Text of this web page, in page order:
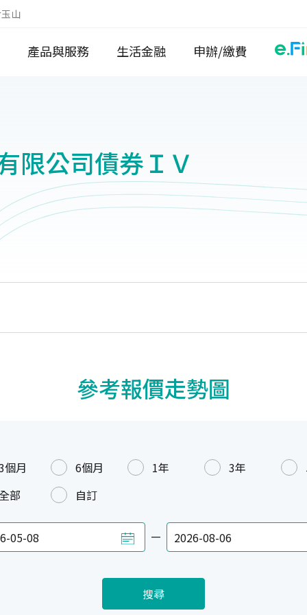
山
產品與服務 生活金融 申辦/繳費
限公司債券ＩＶ
參考報價走勢圖
個月 6個月 1年 3年
部
自訂
—
搜尋